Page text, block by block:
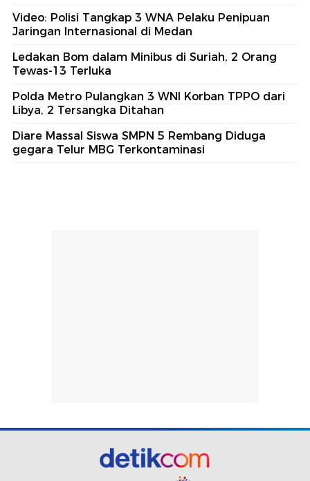
Video: Polisi Tangkap 3 WNA Pelaku Penipuan
Jaringan Internasional di Medan
Ledakan Bom dalam Minibus di Suriah, 2 Orang
Tewas-13 Terluka
Polda Metro Pulangkan 3 WNI Korban TPPO dari
Libya, 2 Tersangka Ditahan
Diare Massal Siswa SMPN 5 Rembang Diduga
gegara Telur MBG Terkontaminasi